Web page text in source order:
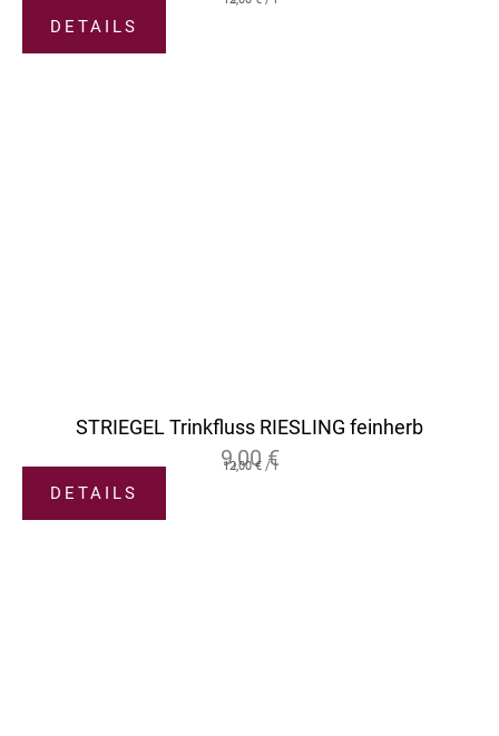
DETAILS
STRIEGEL Trinkfluss RIESLING feinherb
9,00 €
12,00€/l
DETAILS